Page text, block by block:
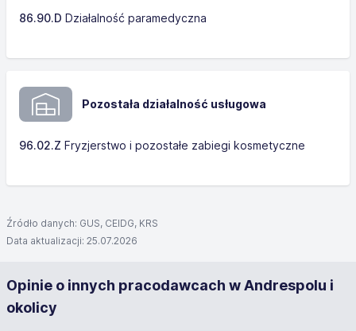
86.90.D Działalność paramedyczna
Pozostała działalność usługowa
96.02.Z Fryzjerstwo i pozostałe zabiegi kosmetyczne
Źródło danych: GUS, CEIDG, KRS
Data aktualizacji: 25.07.2026
Opinie o innych pracodawcach w Andrespolu i
okolicy